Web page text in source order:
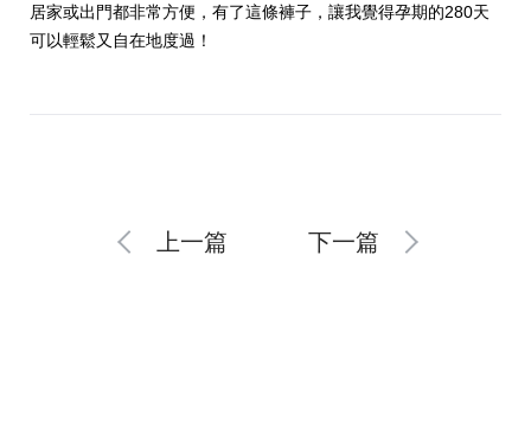
居家或出門都非常方便，有了這條褲子，讓我覺得孕期的280天
可以輕鬆又自在地度過！
上一篇 下一篇